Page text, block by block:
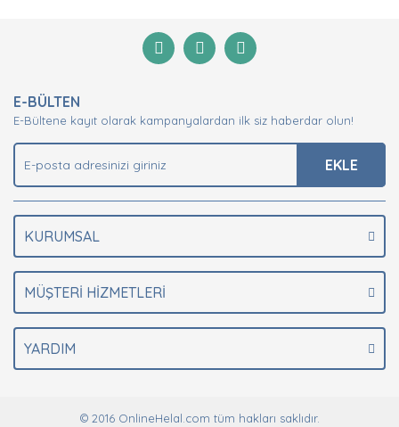
Yorum Yaz
Görüş ve önerileriniz için teşekkür ederiz.
Ürün açıklamasında eksik bilgiler bulunuyor.
Ürün bilgilerinde hatalar bulunuyor.
E-BÜLTEN
E-Bültene kayıt olarak kampanyalardan ilk siz haberdar olun!
EKLE
KURUMSAL
MÜŞTERİ HİZMETLERİ
YARDIM
© 2016 OnlineHelal.com tüm hakları saklıdır.